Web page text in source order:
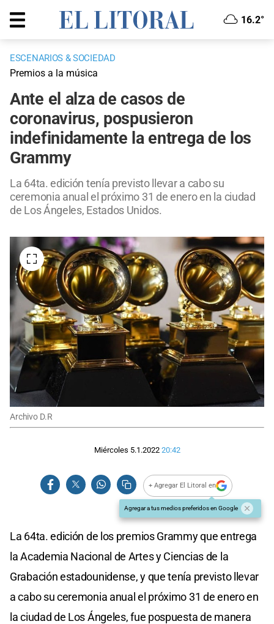
16.2°
ESCENARIOS & SOCIEDAD
Premios a la música
Ante el alza de casos de
coronavirus, pospusieron
indefinidamente la entrega de los
Grammy
La 64ta. edición tenía previsto llevar a cabo su
ceremonia anual el próximo 31 de enero en la ciudad
de Los Ángeles, Estados Unidos.
Archivo D.R
Miércoles 5.1.2022 20:42
+ Agregar El Litoral en
Agregar a tus medios preferidos en Google
La 64ta. edición de los premios Grammy que entrega
la Academia Nacional de Artes y Ciencias de la
Grabación estadounidense, y que tenía previsto llevar
a cabo su ceremonia anual el próximo 31 de enero en
la ciudad de Los Ángeles, fue pospuesta de manera